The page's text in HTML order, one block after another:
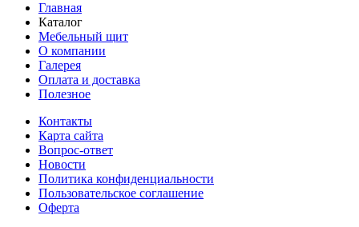
Главная
Каталог
Мебельный щит
О компании
Галерея
Оплата и доставка
Полезное
Контакты
Карта сайта
Вопрос-ответ
Новости
Политика конфиденциальности
Пользовательское соглашение
Оферта